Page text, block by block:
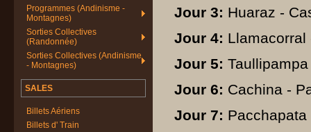
Programmes (Andinisme -
Montagnes)
Sorties Collectives
(Randonnée)
Sorties Collectives (Andinisme
- Montagnes)
SALES
Billets Aériens
Billets d' Train
Jour 3: Huaraz -
Jour 4: Llamacorral
Jour 5:
Jour 6: Cachina -
Jour 7: